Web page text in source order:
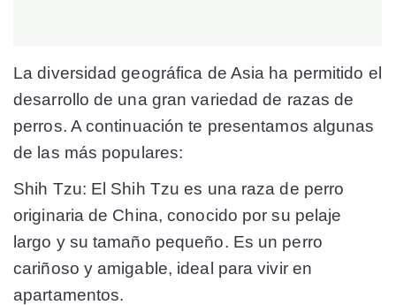
La diversidad geográfica de Asia ha permitido el
desarrollo de una gran variedad de razas de
perros. A continuación te presentamos algunas
de las más populares:
Shih Tzu: El Shih Tzu es una raza de perro
originaria de China, conocido por su pelaje
largo y su tamaño pequeño. Es un perro
cariñoso y amigable, ideal para vivir en
apartamentos.